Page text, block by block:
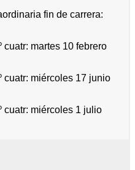
fin de carrera:
cuatr: martes 10 febrero
cuatr: miércoles 17 junio
cuatr: miércoles 1 julio